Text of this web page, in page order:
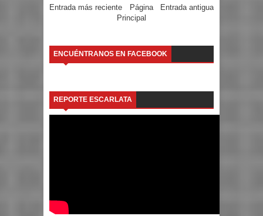
Entrada más reciente Entrada antigua
Página
Principal
ENCUÉNTRANOS EN FACEBOOK
REPORTE ESCARLATA